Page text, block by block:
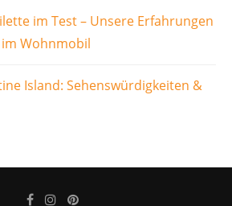
im Test – Unsere Erfahrungen
Wohnmobil
Island: Sehenswürdigkeiten &